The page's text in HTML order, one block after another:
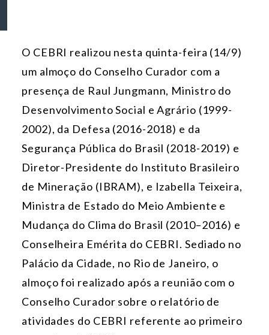
O CEBRI realizou nesta quinta-feira (14/9)
um almoço do Conselho Curador com a
presença de Raul Jungmann, Ministro do
Desenvolvimento Social e Agrário (1999-
2002), da Defesa (2016-2018) e da
Segurança Pública do Brasil (2018-2019) e
Diretor-Presidente do Instituto Brasileiro
de Mineração (IBRAM), e Izabella Teixeira,
Ministra de Estado do Meio Ambiente e
Mudança do Clima do Brasil (2010–2016) e
Conselheira Emérita do CEBRI. Sediado no
Palácio da Cidade, no Rio de Janeiro, o
almoço foi realizado após a reunião com o
Conselho Curador sobre o relatório de
atividades do CEBRI referente ao primeiro